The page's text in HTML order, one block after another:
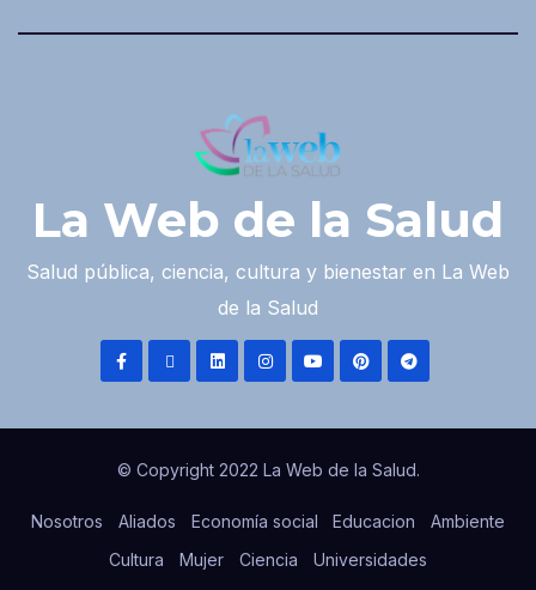
La Web de la Salud
Salud pública, ciencia, cultura y bienestar en La Web
de la Salud
© Copyright 2022 La Web de la Salud.
Nosotros Aliados Economía social Educacion
Ambiente
Cultura
Mujer Ciencia
Universidades